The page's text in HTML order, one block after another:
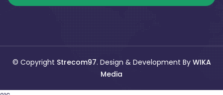
© Copyright Strecom97. Design & Development By WIKA
Media